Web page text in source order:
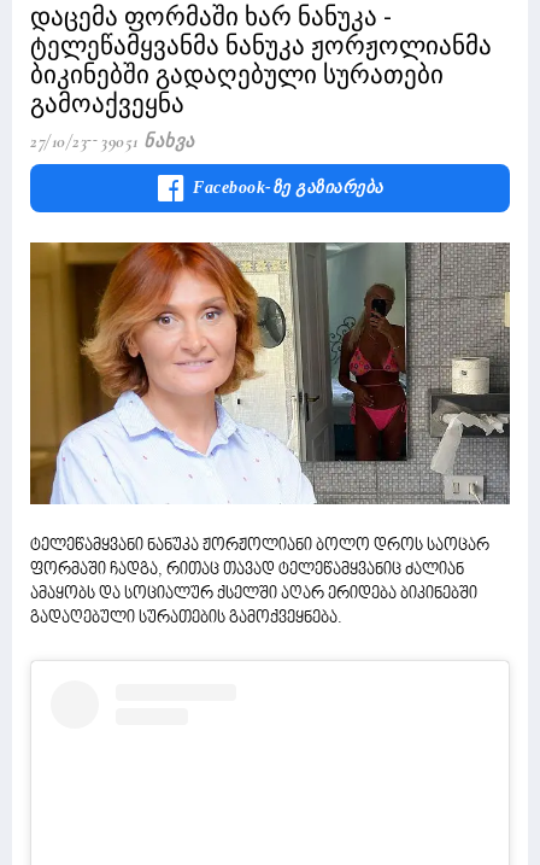
დაცემა ფორმაში ხარ ნანუკა -
ტელეწამყვანმა ნანუკა ჟორჟოლიანმა
ბიკინებში გადაღებული სურათები
გამოაქვეყნა
27/10/23 39051 Ნახვა
Facebook-Ზე Გაზიარება
ტელეწამყვანი ნანუკა ჟორჟოლიანი ბოლო დროს საოცარ
ფორმაში ჩადგა, რითაც თავად ტელეწამყვანიც ძალიან
ამაყობს და სოციალურ ქსელში აღარ ერიდება ბიკინებში
გადაღებული სურათების გამოქვეყნება.